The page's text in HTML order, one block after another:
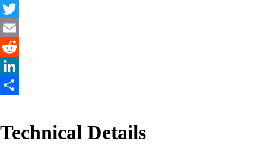
Facebook
Twitter
Email
Reddit
LinkedIn
Technical Details